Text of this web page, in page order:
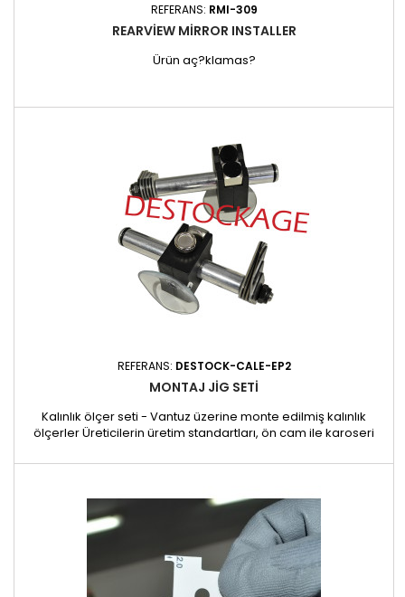
REFERANS: RMI-309
REARVIEW MIRROR INSTALLER
Ürün aç?klamas?
REFERANS: DESTOCK-CALE-EP2
MONTAJ JIG SETI
Kalınlık ölçer seti - Vantuz üzerine monte edilmiş kalınlık
ölçerler Üreticilerin üretim standartları, ön cam ile karoseri
hareket ettirilmemelidir. Kalınlık ölçer, bu eşdeğer
mastarda 1 mm, yani her mastar için 1 cm kalınlığında 10 şim...